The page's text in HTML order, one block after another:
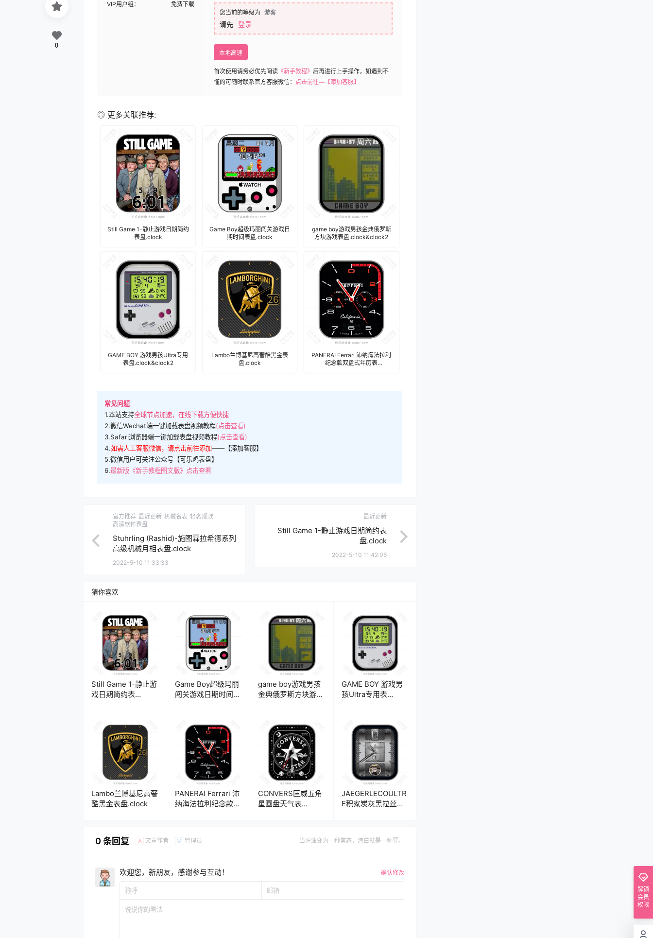
VIP用户组： 免费下载
您当前的等级为 游客
请先 登录
本地高速
首次使用请务必优先阅读 《新手教程》 后再进行上手操作，如遇到不
懂的可随时联系官方客服微信： 点击前往—【添加客服】
◎ 更多关联推荐:
Still Game 1-静止游戏日期简约
表盘.clock
Game Boy超级玛丽闯关游戏日
期时间表盘.clock
game boy游戏男孩金典俄罗斯
方块游戏表盘.clock&clock2
GAME BOY 游戏男孩Ultra专用
表盘.clock&clock2
Lambo兰博基尼高奢酷黑金表
盘.clock
PANERAI Ferrari 沛纳海法拉利
纪念款双盘式年历表
常见问题
1.本站支持全球节点加速，在线下载方便快捷
2.微信Wechat端一键加载表盘视频教程(点击查看)
3.Safari浏览器端一键加载表盘视频教程(点击查看)
4.如需人工客服微信，请点击前往添加——【添加客服】
5.微信用户可关注公众号【可乐鸡表盘】
6.最新版《新手教程图文版》点击查看
0
官方推荐 最近更新 机械名表 轻奢潮款
高清软件表盘
Stuhrling (Rashid)-施图霖拉希德系列
高级机械月相表盘.clock
2022-5-10 11:33:33
最近更新
Still Game 1-静止游戏日期简约表
盘.clock
2022-5-10 11:42:06
猜你喜欢
Still Game 1-静止游
戏日期简约表
Game Boy超级玛丽
闯关游戏日期时间表
game boy游戏男孩
金典俄罗斯方块游戏
GAME BOY 游戏男
孩Ultra专用表
Lambo兰博基尼高奢
酷黑金表盘.clock
PANERAI Ferrari 沛
纳海法拉利纪念款双
CONVERS匡威五角
星圆盘天气表
JAEGERLECOULTR
E积家炭灰黑拉丝劳
0 条回复 A 文章作者 M 管理员 当浑浊变为一种常态，清白就是一种罪。
欢迎您，新朋友，感谢参与互动！ 确认修改
解锁
会员
权限